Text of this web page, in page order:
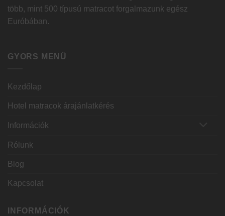
több, mint 500 típusú matracot forgalmazunk egész
Euróbában.
GYORS MENÜ
Kezdőlap
Hotel matracok árajánlatkérés
Információk
Rólunk
Blog
Kapcsolat
INFORMÁCIÓK